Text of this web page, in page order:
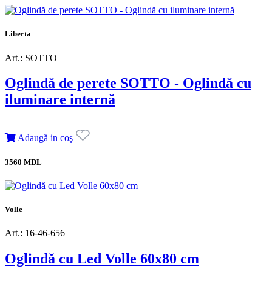
Liberta
Art.: SOTTO
Oglindă de perete SOTTO - Oglindă cu
iluminare internă
Adaugă in coş
3560 MDL
Volle
Art.: 16-46-656
Oglindă cu Led Volle 60x80 cm